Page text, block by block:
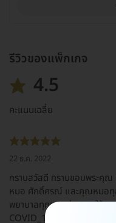
รีวิวของแพ็กเกจ
4.5
คะแนนเฉลี่ย
22 ธ.ค. 2022
กราบสวัสดี กราบขอบพระ
หมอ ศักดิ์ศรณ์ และคุณหมอทุ
พยาบาลทุกๆๆหน่วยงานให้คว
COVID_19 ,และการป้องกัน